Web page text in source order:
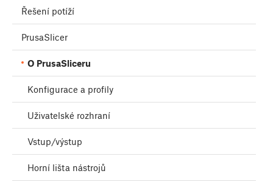
Řešení potíží
PrusaSlicer
O PrusaSliceru
Konfigurace a profily
Uživatelské rozhraní
Vstup/výstup
Horní lišta nástrojů